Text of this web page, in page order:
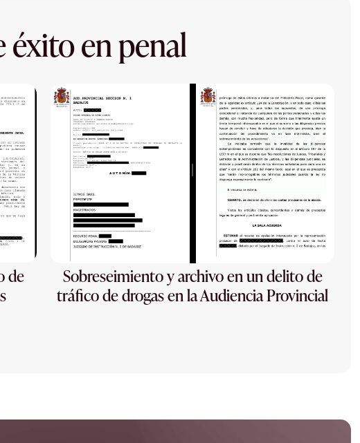
éxito en penal
de
Sobreseimiento y archivo en un delito de
tráfico de drogas en la Audiencia Provincial